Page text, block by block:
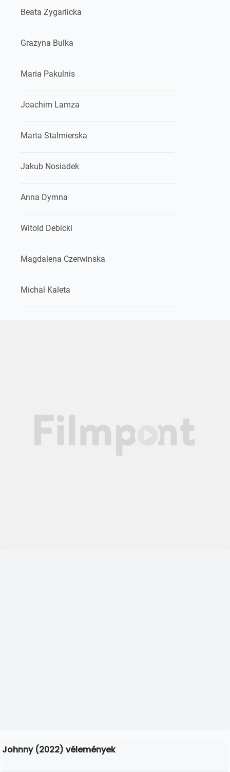
Beata Zygarlicka
Grazyna Bulka
Maria Pakulnis
Joachim Lamza
Marta Stalmierska
Jakub Nosiadek
Anna Dymna
Witold Debicki
Magdalena Czerwinska
Michal Kaleta
Johnny (2022) vélemények